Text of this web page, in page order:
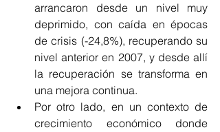
arrancaron desde un nivel muy
deprimido, con caída en épocas
de crisis (-24,8%), recuperando su
nivel anterior en 2007, y desde allí
la recuperación se transforma en
una mejora continua.
Por otro lado, en un contexto de
crecimiento económico donde